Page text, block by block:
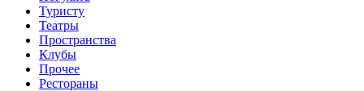
Туристу
Театры
Пространства
Клубы
Прочее
Рестораны